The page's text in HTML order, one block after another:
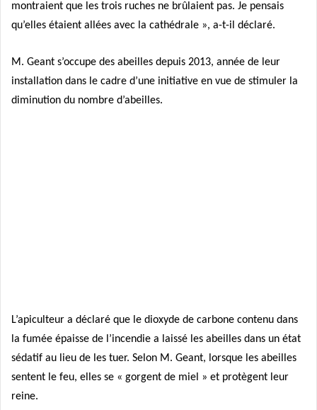
montraient que les trois ruches ne brûlaient pas. Je pensais
qu’elles étaient allées avec la cathédrale », a-t-il déclaré.
M. Geant s’occupe des abeilles depuis 2013, année de leur
installation dans le cadre d’une initiative en vue de stimuler la
diminution du nombre d’abeilles.
L’apiculteur a déclaré que le dioxyde de carbone contenu dans
la fumée épaisse de l’incendie a laissé les abeilles dans un état
sédatif au lieu de les tuer. Selon M. Geant, lorsque les abeilles
sentent le feu, elles se « gorgent de miel » et protègent leur
reine.